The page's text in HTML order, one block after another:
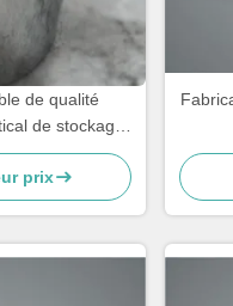
de qualité
de stockage
prix